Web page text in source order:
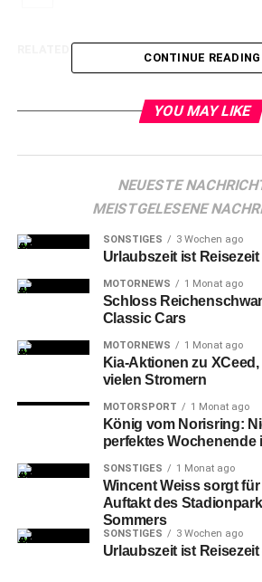
RELATED TOPICS:
CONTINUE READING
YOU MAY LIKE
NEUESTE
MEISTGELESENE
SONSTIGES 3 Wochen ago
Urlaubszeit ist
MOTORNEWS 1 Monat ago
Schloss
Classic Cars
MOTORNEWS 1 Monat ago
Kia-Aktionen zu
vielen Stromern
MOTORSPORT 1 Monat ago
König vom Norisring:
perfektes Wochenende
SONSTIGES 1 Monat ago
Wincent Weiss sorgt
Auftakt des
Sommers
SONSTIGES 3 Wochen ago
Urlaubszeit ist